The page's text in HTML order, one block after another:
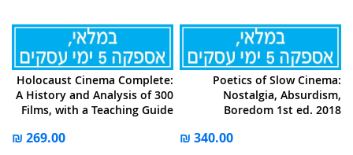
Poetics of Slow Cinema:
Nostalgia, Absurdism,
Boredom 1st ed. 2018
Holocaust Cinema Complete:
A History and Analysis of 300
Films, with a Teaching Guide